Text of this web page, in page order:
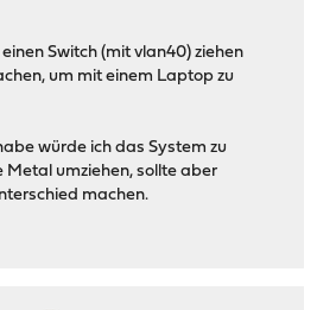
Switch (mit vlan40) ziehen
um mit einem Laptop zu
würde ich das System zu
Metal umziehen, sollte aber
machen.